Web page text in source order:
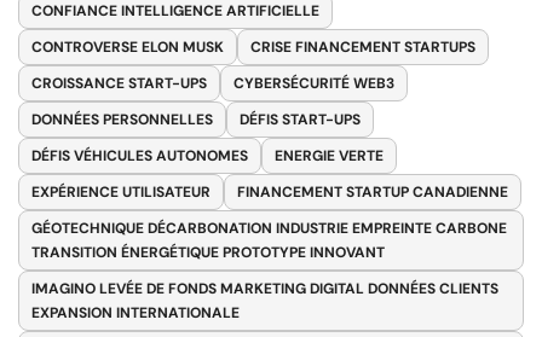
CONFIANCE INTELLIGENCE ARTIFICIELLE
CONTROVERSE ELON MUSK
CRISE FINANCEMENT STARTUPS
CROISSANCE START-UPS
CYBERSÉCURITÉ WEB3
DONNÉES PERSONNELLES
DÉFIS START-UPS
DÉFIS VÉHICULES AUTONOMES
ENERGIE VERTE
EXPÉRIENCE UTILISATEUR
FINANCEMENT STARTUP CANADIENNE
GÉOTECHNIQUE DÉCARBONATION INDUSTRIE EMPREINTE CARBONE
TRANSITION ÉNERGÉTIQUE PROTOTYPE INNOVANT
IMAGINO LEVÉE DE FONDS MARKETING DIGITAL DONNÉES CLIENTS
EXPANSION INTERNATIONALE